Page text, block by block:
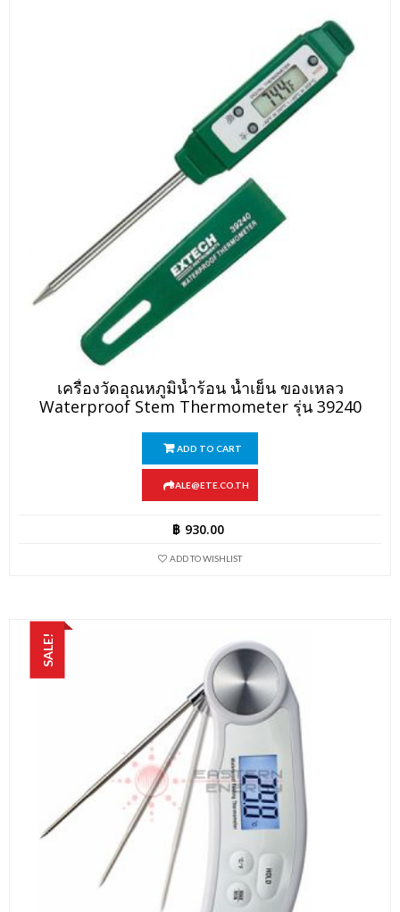
เครื่องวัดอุณหภูมิน้ำร้อน น้ำเย็น ของเหลว
Waterproof Stem Thermometer รุ่น 39240
ADD TO CART
SALE@ETE.CO.TH
฿ 930.00
ADD TO WISHLIST
SALE!